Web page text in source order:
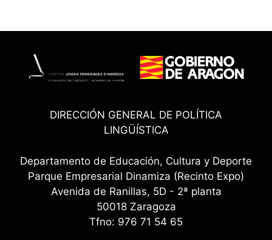
DIRECCIÓN GENERAL DE POLÍTICA
LINGÜÍSTICA
Departamento de Educación, Cultura y Deporte
Parque Empresarial Dinamiza (Recinto Expo)
Avenida de Ranillas, 5D - 2ª planta
50018 Zaragoza
Tfno: 976 71 54 65